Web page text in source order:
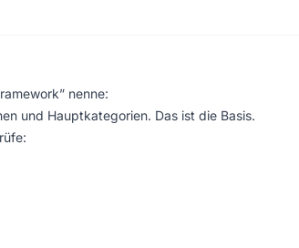
nenne:
und Hauptkategorien. Das ist die Basis.